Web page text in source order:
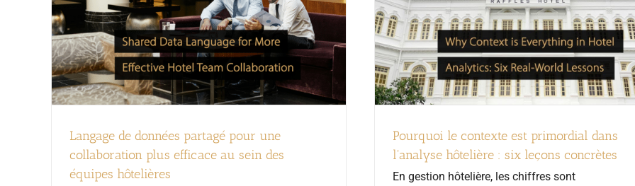
Langage de données partagé pour une
collaboration plus efficace au sein des
équipes hôtelières
Pourquoi le contexte est primordial dans
l'analyse hôtelière : six leçons concrètes
En gestion hôtelière, les chiffres sont